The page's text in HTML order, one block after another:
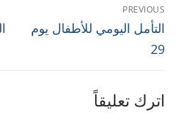
المقالات
PREVIOUS
Previous
post:
التأمل اليومي للأطفال يوم
29
اترك تعليقاً